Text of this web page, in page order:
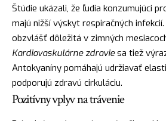
Štúdie ukázali, že ľudia konzumujúci
majú nižší výskyt respiračných
obzvlášť dôležitá v zimných
Kardiovaskulárne zdraviesa tiež
Antokyaníny pomáhajú udržiavať
podporujú zdravú cirkuláciu.
Pozitívny vplyv na trávenie